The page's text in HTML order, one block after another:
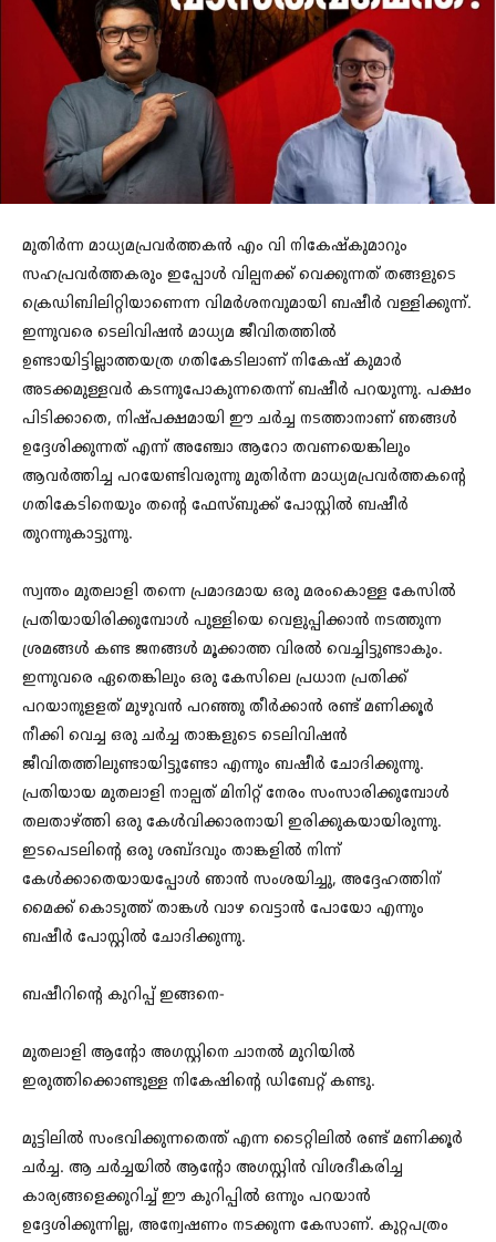
മുതിർന്ന മാധ്യമപ്രവർത്തകൻ എം വി നികേഷ്കുമാറും
സഹപ്രവർത്തകരും ഇപ്പോൾ വില്പനക്ക് വെക്കുന്നത് തങ്ങളുടെ
ക്രെഡിബിലിറ്റിയാണെന്ന വിമർശനവുമായി ബഷീർ വള്ളിക്കുന്ന്.
ഇന്നുവരെ ടെലിവിഷൻ മാധ്യമ ജീവിതത്തിൽ
ഉണ്ടായിട്ടില്ലാത്തയത്ര ഗതികേടിലാണ് നികേഷ് കുമാർ
അടക്കമുള്ളവർ കടന്നുപോകുന്നതെന്ന് ബഷീർ പറയുന്നു. പക്ഷം
പിടിക്കാതെ, നിഷ്പക്ഷമായി ഈ ചർച്ച നടത്താനാണ് ഞങ്ങൾ
ഉദ്ദേശിക്കുന്നത് എന്ന് അഞ്ചോ ആറോ തവണയെങ്കിലും
ആവർത്തിച്ച പറയേണ്ടിവരുന്നു മുതിർന്ന മാധ്യമപ്രവർത്തകന്റെ
ഗതികേടിനെയും തന്റെ ഫേസ്ബുക്ക് പോസ്റ്റിൽ ബഷീർ
തുറന്നുകാട്ടുന്നു.
സ്വന്തം മുതലാളി തന്നെ പ്രമാദമായ ഒരു മരംകൊള്ള കേസിൽ
പ്രതിയായിരിക്കുമ്പോൾ പുള്ളിയെ വെളുപ്പിക്കാൻ നടത്തുന്ന
ശ്രമങ്ങൾ കണ്ട ജനങ്ങൾ മൂക്കാത്ത വിരൽ വെച്ചിട്ടുണ്ടാകും.
ഇന്നുവരെ ഏതെങ്കിലും ഒരു കേസിലെ പ്രധാന പ്രതിക്ക്
പറയാനുളളത് മുഴുവൻ പറഞ്ഞു തീർക്കാൻ രണ്ട് മണിക്കൂർ
നീക്കി വെച്ച ഒരു ചർച്ച താങ്കളുടെ ടെലിവിഷൻ
ജീവിതത്തിലുണ്ടായിട്ടുണ്ടോ എന്നും ബഷീർ ചോദിക്കുന്നു.
പ്രതിയായ മുതലാളി നാല്പത് മിനിറ്റ് നേരം സംസാരിക്കുമ്പോൾ
തലതാഴ്ത്തി ഒരു കേൾവിക്കാരനായി ഇരിക്കുകയായിരുന്നു.
ഇടപെടലിന്റെ ഒരു ശബ്ദവും താങ്കളിൽ നിന്ന്
കേൾക്കാതെയായപ്പോൾ ഞാൻ സംശയിച്ചു, അദ്ദേഹത്തിന്
മൈക്ക് കൊടുത്ത് താങ്കൾ വാഴ വെട്ടാൻ പോയോ എന്നും
ബഷീർ പോസ്റ്റിൽ ചോദിക്കുന്നു.
ബഷീറിന്റെ കുറിപ്പ് ഇങ്ങനെ-
മുതലാളി ആന്റോ അഗസ്റ്റിനെ ചാനൽ മുറിയിൽ
ഇരുത്തിക്കൊണ്ടുള്ള നികേഷിന്റെ ഡിബേറ്റ് കണ്ടു.
മുട്ടിലിൽ സംഭവിക്കുന്നതെന്ത് എന്ന ടൈറ്റിലിൽ രണ്ട് മണിക്കൂർ
ചർച്ച. ആ ചർച്ചയിൽ ആന്റോ അഗസ്റ്റിൻ വിശദീകരിച്ച
കാര്യങ്ങളെക്കുറിച്ച് ഈ കുറിപ്പിൽ ഒന്നും പറയാൻ
ഉദ്ദേശിക്കുന്നില്ല, അന്വേഷണം നടക്കുന്ന കേസാണ്. കുറ്റപത്രം